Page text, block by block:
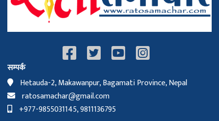
सम्पर्क
Hetauda-2, Makawanpur, Bagamati Province, Nepal
ratosamachar@gmail.com
+977-9855031145, 9811136795